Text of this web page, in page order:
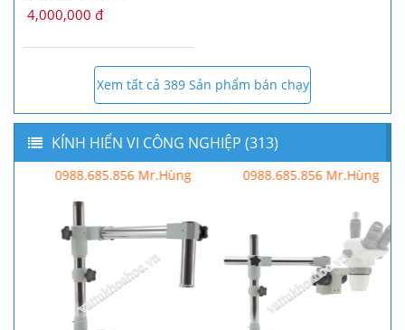
4,000,000 đ
Xem tất cả 389 Sản phẩm bán chạy
KÍNH HIỂN VI CÔNG NGHIỆP (313)
0988.685.856 Mr.Hùng 0988.685.856 Mr.Hùng